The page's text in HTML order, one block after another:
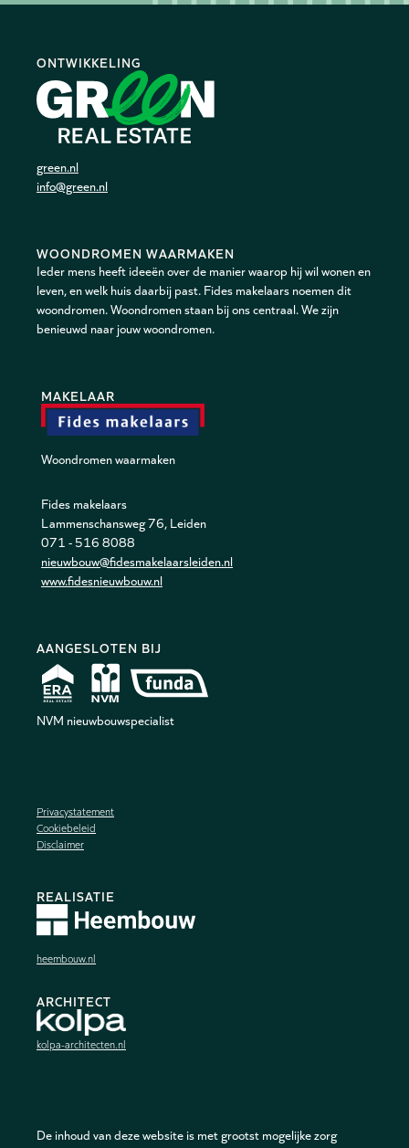
ONTWIKKELING
green.nl
info@green.nl
WOONDROMEN WAARMAKEN
Ieder mens heeft ideeën over de manier waarop hij wil wonen en
leven, en welk huis daarbij past. Fides makelaars noemen dit
woondromen. Woondromen staan bij ons centraal. We zijn
benieuwd naar jouw woondromen.
MAKELAAR
Woondromen waarmaken
Fides makelaars
Lammenschansweg 76, Leiden
071 - 516 8088
nieuwbouw@fidesmakelaarsleiden.nl
www.fidesnieuwbouw.nl
AANGESLOTEN BIJ
NVM nieuwbouwspecialist
Privacystatement
Cookiebeleid
Disclaimer
REALISATIE
heembouw.nl
ARCHITECT
kolpa-architecten.nl
De inhoud van deze website is met grootst mogelijke zorg